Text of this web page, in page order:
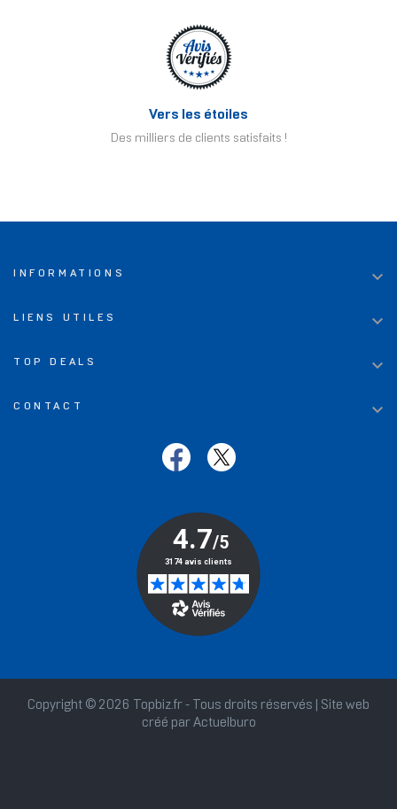
Vers les étoiles
Des milliers de clients satisfaits !
INFORMATIONS 
LIENS UTILES 
TOP DEALS 
CONTACT 
Copyright © 2026 Topbiz.fr - Tous droits réservés | Site web
créé par Actuelburo